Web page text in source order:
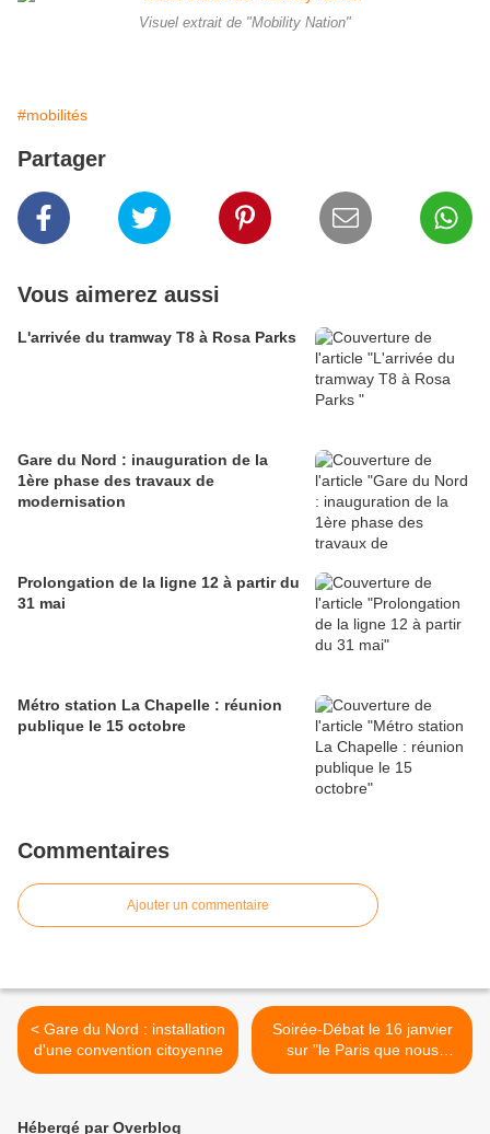
Visuel extrait de "Mobility Nation"
#mobilités
Partager
Vous aimerez aussi
L'arrivée du tramway T8 à Rosa Parks
Gare du Nord : inauguration de la
1ère phase des travaux de
modernisation
Prolongation de la ligne 12 à partir du
31 mai
Métro station La Chapelle : réunion
publique le 15 octobre
Commentaires
Ajouter un commentaire
< Gare du Nord : installation
d'une convention citoyenne
Soirée-Débat le 16 janvier
sur "le Paris que nous
voulons" >
Hébergé par Overblog